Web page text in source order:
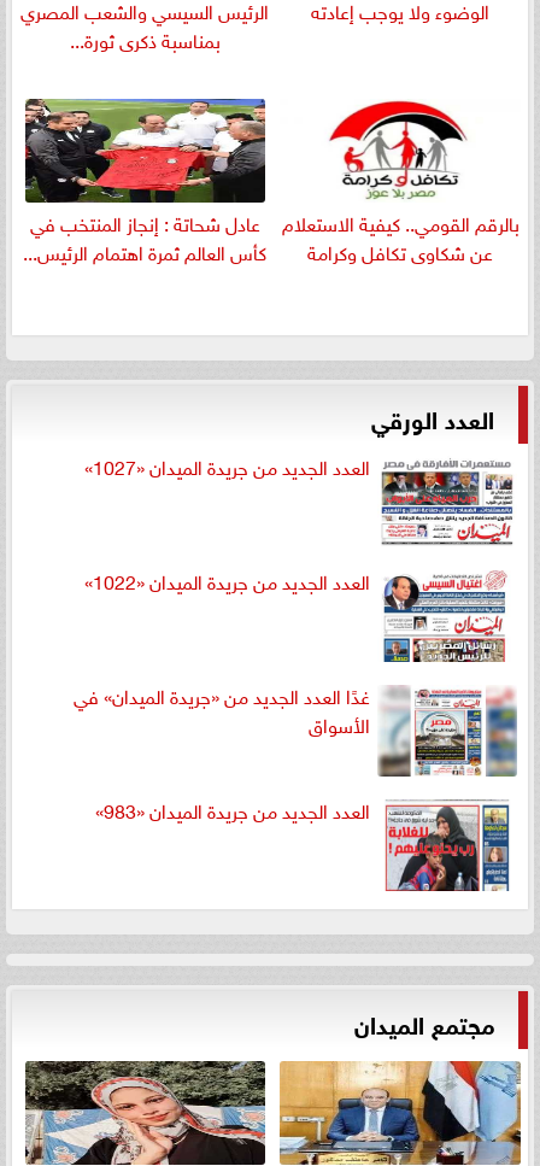
الوضوء ولا يوجب إعادته
الرئيس السيسي والشعب المصري
بمناسبة ذكرى ثورة...
بالرقم القومي.. كيفية الاستعلام
عن شكاوى تكافل وكرامة
عادل شحاتة : إنجاز المنتخب في
كأس العالم ثمرة اهتمام الرئيس...
العدد الورقي
العدد الجديد من جريدة الميدان «1027»
العدد الجديد من جريدة الميدان «1022»
غدًا العدد الجديد من «جريدة الميدان» في
الأسواق
العدد الجديد من جريدة الميدان «983»
مجتمع الميدان